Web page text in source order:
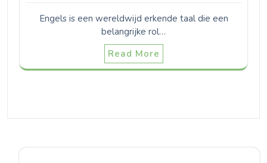
Engels is een wereldwijd erkende taal die een
belangrijke rol…
Read More